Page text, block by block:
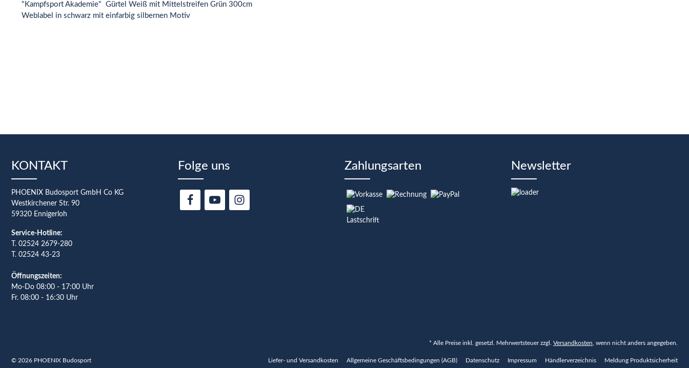
"Kampfsport Akademie" Gürtel Weiß mit Mittelstreifen Grün 300cm
Weblabel in schwarz mit einfarbig silbernen Motiv
KONTAKT
PHOENIX Budosport GmbH Co KG
Westkirchener Str. 90
59320 Ennigerloh
Service-Hotline:
T. 02524 2679-280
T. 02524 43-23
Öffnungszeiten:
Mo-Do 08:00 - 17:00 Uhr
Fr. 08:00 - 16:30 Uhr
Folge uns Zahlungsarten Newsletter
* Alle Preise inkl. gesetzl. Mehrwertsteuer zzgl. Versandkosten , wenn nicht anders angegeben.
© 2026 PHOENIX Budosport Liefer- und Versandkosten Allgemeine Geschäftsbedingungen (AGB) Datenschutz Impressum Händlerverzeichnis Meldung Produktsicherheit